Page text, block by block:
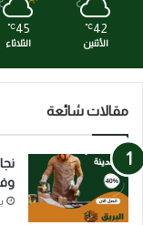
42
℃
الأثنين
45
℃
الثلاثاء
مقالات شائعة